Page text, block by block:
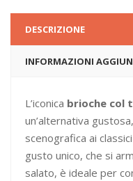
DESCRIZIONE
INFORMAZIONI
L’iconica brioche col
un’alternativa
scenografica ai
gusto unico, che si
salato, è ideale per